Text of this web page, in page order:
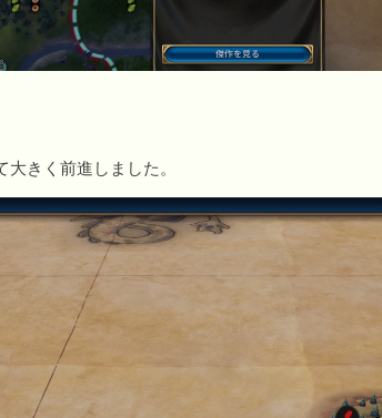
きく前進しました。